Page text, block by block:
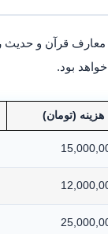
قرآن و حدیث
بود.
(تومان)